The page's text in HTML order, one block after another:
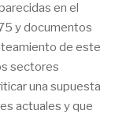
en el
y documentos
de este
sectores
una supuesta
actuales y que